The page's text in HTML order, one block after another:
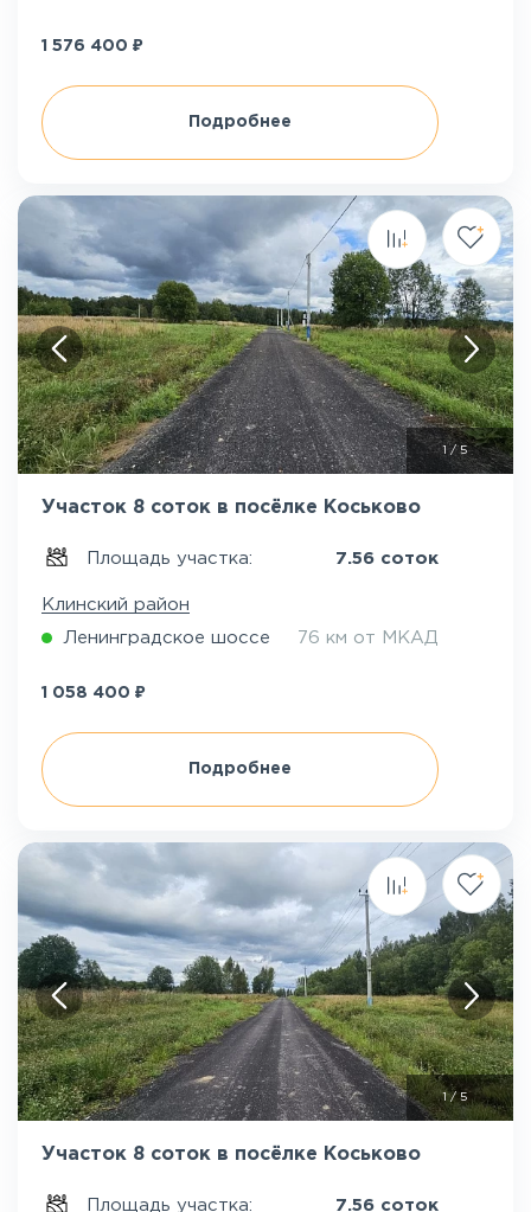
1 576 400 ₽
Подробнее
/ 5
Участок 8 соток в посёлке Коськово
Площадь участка: 7.56 соток
Клинский район
Ленинградское шоссе 76 км от МКАД
1 058 400 ₽
Подробнее
1/ 5
Участок 8 соток в посёлке Коськово
Площадь участка: 7.56 соток